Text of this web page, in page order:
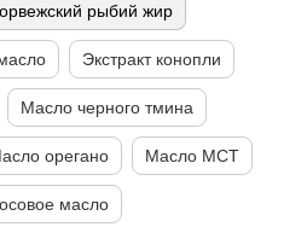
рыбий жир
Экстракт конопли
Масло черного тмина
орегано Масло МСТ
масло